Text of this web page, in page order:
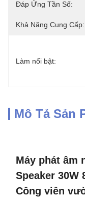
Đáp Ứng Tần Số:
Khả Năng Cung Cấp:
Làm nổi bật:
Mô Tả Sản
Máy phát âm
Speaker
Công viên